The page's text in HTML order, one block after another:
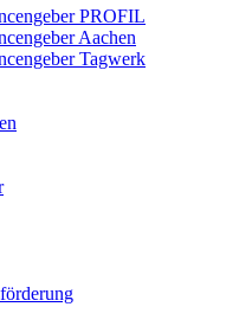
PROFIL
Aachen
Tagwerk